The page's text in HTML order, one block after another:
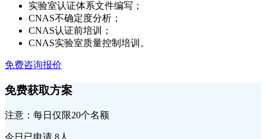
实验室认证体系文件编写；
CNAS不确定度分析；
CNAS认证前培训；
CNAS实验室质量控制培训。
免费咨询报价
免费获取方案
注意：每日仅限20个名额
今日已申请 8人